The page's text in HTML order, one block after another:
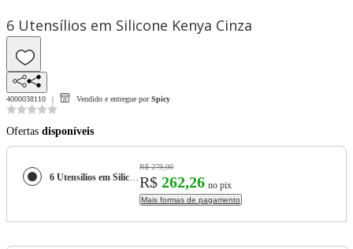
6 Utensílios em Silicone Kenya Cinza
4000038110 Vendido e entregue por Spicy
Ofertas disponíveis
6 Utensílios em Silicone Kenya Cinza
R$ 279,00
R$ 262,26 no pix
Mais formas de pagamento